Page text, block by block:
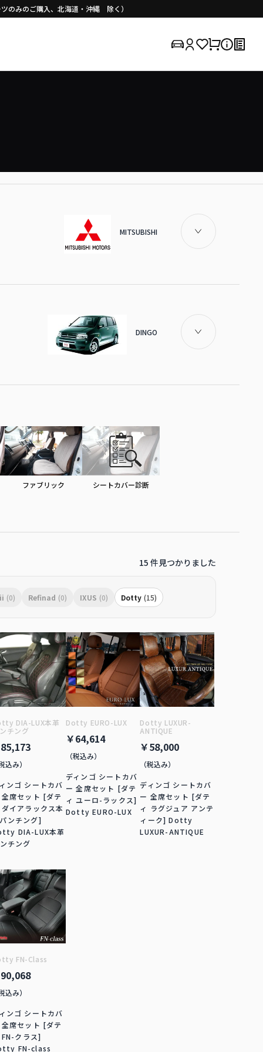
のみのご購入、北海道・沖縄 除く）
MITSUBISHI / DINGO
MITSUBISHI
DINGO
ファブリック シートカバー診断
15 件見つかりました
(0) Refinad (0) IXUS (0) Dotty (15)
DIA-LUX本革
チング
込み）
ンゴ シートカバ
席セット [ダテ
イアラックス本
ンチング]
DIA-LUX本革
チング
Dotty EURO-LUX
￥64,614
（税込み）
ディンゴ シートカバ
ー 全席セット [ダテ
ィ ユーロ-ラックス]
Dotty EURO-LUX
Dotty LUXUR-
ANTIQUE
￥58,000
（税込み）
ディンゴ シートカバ
ー 全席セット [ダテ
ィ ラグジュア アンテ
ィーク] Dotty
LUXUR-ANTIQUE
FN-Class
込み）
ンゴ シートカバ
席セット [ダテ
クラス]
FN-class